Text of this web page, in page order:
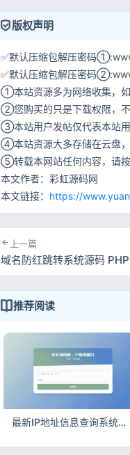
版权声明
✅默认压缩包解压密码
✅默认压缩包解压密码
①本站资源多为网络收集，如
②您购买的只是下载权限，不
③本站用户发帖仅代表本站用
④本站资源大多存储在云盘，
⑤转载本网站任何内容，请按
本文作者：彩虹源码网
本文链接： https://
上一篇
域名防红跳转系统源码
推荐阅读
最新IP地址信息查询系统源码首发 带API接口自适应手机端